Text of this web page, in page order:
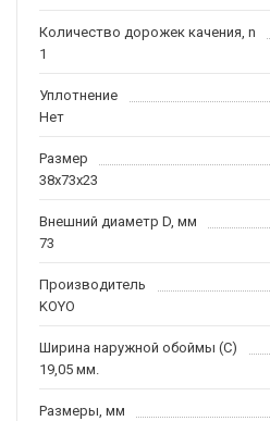
Количество дорожек качения, n
1
Уплотнение
Нет
Размер
38x73x23
Внешний диаметр D, мм
73
Производитель
KOYO
Ширина наружной обоймы (C)
19,05 мм.
Размеры, мм